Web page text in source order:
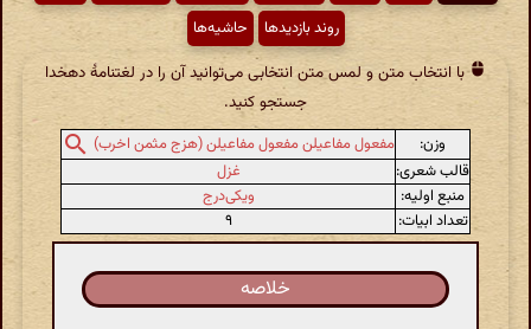
روند بازدیدها
حاشیه‌ها
با انتخاب متن و لمس متن انتخابی می‌توانید آن را در لغتنامهٔ دهخدا
جستجو کنید.
وزن:
مفعول مفاعیلن مفعول مفاعیلن (هزج مثمن اخرب)
قالب شعری:
غزل
منبع اولیه:
ویکی‌درج
تعداد ابیات:
۹
خلاصه